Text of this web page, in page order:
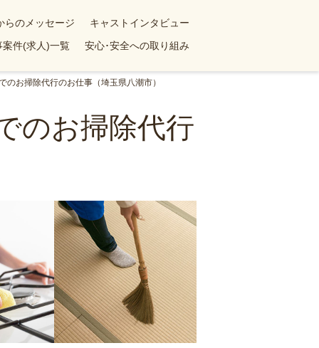
らのメッセージ
キャストインタビュー
案件(求人)一覧 安心･安全への取り組み
お掃除代行のお仕事（埼玉県八潮市）
のお掃除代行